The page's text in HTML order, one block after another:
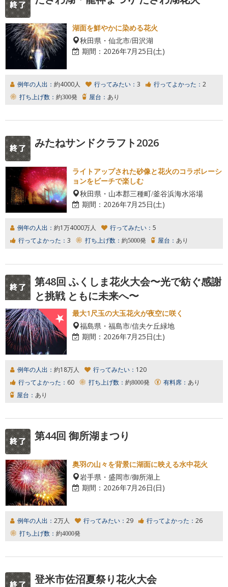
湖面を鮮やかに染める花火
秋田県・仙北市/田沢湖
期間： 2026年7月25日(土)
例年の人出： 約4000人 行ってみたい： 3 行ってよかった： 2
打ち上げ数： 約300発 屋台： あり
みたねサンドクラフト2026
ライトアップされた砂像と花火のコラボレーシ
ョンをビーチで楽しむ
秋田県・山本郡三種町/釜谷浜海水浴場
期間： 2026年7月25日(土)
例年の人出： 約1万4000万人 行ってみたい： 5
行ってよかった： 3 打ち上げ数： 約5000発 屋台： あり
第48回 ふくしま花火大会〜光で紡ぐ感謝
と挑戦 ともに未来へ〜
最大1尺玉の大玉花火が夜空に咲く
福島県・福島市/信夫ケ丘緑地
期間： 2026年7月25日(土)
例年の人出： 約18万人 行ってみたい： 120
行ってよかった： 60 打ち上げ数： 約8000発 有料席： あり
屋台： あり
第44回 御所湖まつり
奥羽の山々を背景に湖面に映える水中花火
岩手県・盛岡市/御所湖上
期間： 2026年7月26日(日)
例年の人出： 2万人 行ってみたい： 29 行ってよかった： 26
打ち上げ数： 約4000発
登米市佐沼夏祭り花火大会